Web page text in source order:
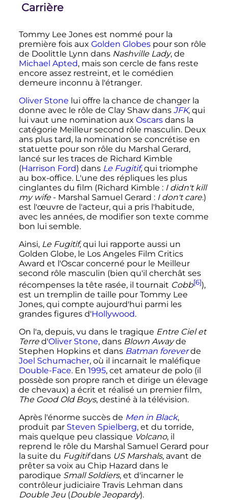
Carrière
Tommy Lee Jones est nommé pour la
première fois aux Golden Globespour son rôle
de Doolittle Lynn dans Nashville Lady, de
Michael Apted, mais son cercle de fans reste
encore assez restreint, et le comédien
demeure inconnu à l'étranger.
Oliver Stone lui offre la chance de changer la
donne avec le rôle de Clay Shaw dans JFK, qui
lui vaut une nomination aux Oscarsdans la
catégorie Meilleur second rôle masculin. Deux
ans plus tard, la nomination se concrétise en
statuette pour son rôle du Marshal Gerard,
lancé sur les traces de Richard Kimble
(Harrison Ford) dans Le Fugitif, qui triomphe
au box-office. L'une des répliques les plus
cinglantes du film (Richard Kimble : I didn't kill
my wife- Marshal Samuel Gerard : I don't care.)
est l'œuvre de l'acteur, qui a pris l'habitude,
avec les années, de modifier son texte comme
bon lui semble.
Ainsi, Le Fugitif, qui lui rapporte aussi un
Golden Globe, le Los Angeles Film Critics
Award et l'Oscar concerné pour le Meilleur
second rôle masculin (bien qu'il cherchât ses
récompenses la tête rasée, il tournait Cobb[6]),
est un tremplin de taille pour Tommy Lee
Jones, qui compte aujourd'hui parmi les
grandes figures d'Hollywood.
On l'a, depuis, vu dans le tragique Entre Ciel et
Terred'Oliver Stone, dans Blown Awayde
Stephen Hopkins et dans Batman foreverde
Joel Schumacher, où il incarnait le maléfique
Double-Face. En 1995, cet amateur de polo (il
possède son propre ranch et dirige un élevage
de chevaux) a écrit et réalisé un premier film,
The Good Old Boys, destiné à la télévision.
Après l'énorme succès de Men in Black,
produit par Steven Spielberg, et du torride,
mais quelque peu classique Volcano, il
reprend le rôle du Marshal Samuel Gerard pour
la suite du Fugitifdans US Marshals, avant de
prêter sa voix au Chip Hazard dans le
parodique Small Soldiers, et d'incarner le
contrôleur judiciaire Travis Lehman dans
Double Jeu(Double Jeopardy).